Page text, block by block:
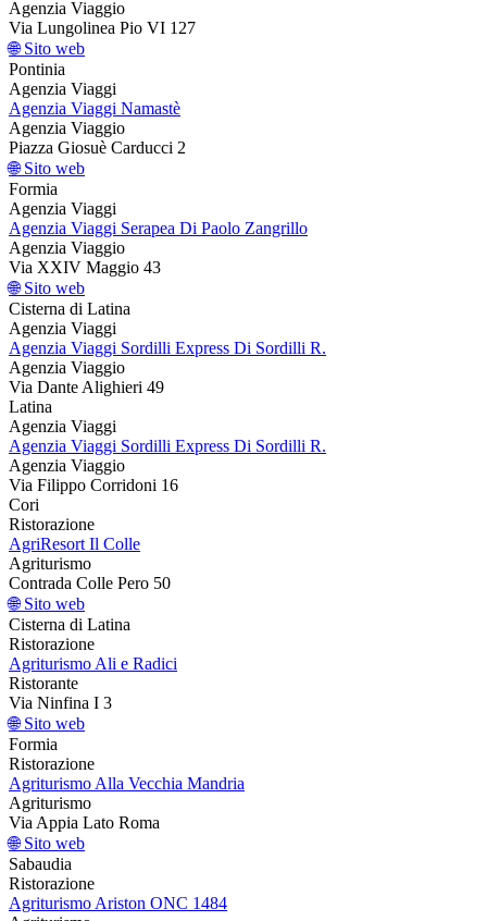
Agenzia Viaggio
Via Lungolinea Pio VI 127
🌐 Sito web
Pontinia
Agenzia Viaggi
Agenzia Viaggi Namastè
Agenzia Viaggio
Piazza Giosuè Carducci 2
🌐 Sito web
Formia
Agenzia Viaggi
Agenzia Viaggi Serapea Di Paolo Zangrillo
Agenzia Viaggio
Via XXIV Maggio 43
🌐 Sito web
Cisterna di Latina
Agenzia Viaggi
Agenzia Viaggi Sordilli Express Di Sordilli R.
Agenzia Viaggio
Via Dante Alighieri 49
Latina
Agenzia Viaggi
Agenzia Viaggi Sordilli Express Di Sordilli R.
Agenzia Viaggio
Via Filippo Corridoni 16
Cori
Ristorazione
AgriResort Il Colle
Agriturismo
Contrada Colle Pero 50
🌐 Sito web
Cisterna di Latina
Ristorazione
Agriturismo Ali e Radici
Ristorante
Via Ninfina I 3
🌐 Sito web
Formia
Ristorazione
Agriturismo Alla Vecchia Mandria
Agriturismo
Via Appia Lato Roma
🌐 Sito web
Sabaudia
Ristorazione
Agriturismo Ariston ONC 1484